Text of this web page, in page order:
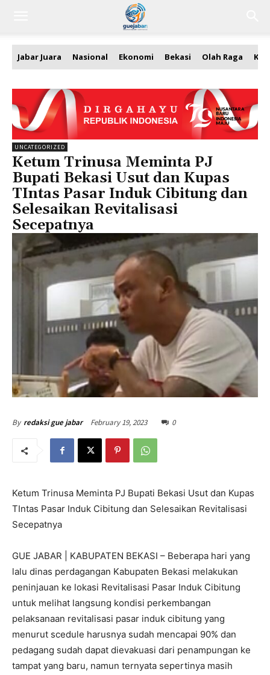
Jabar Juara Nasional Ekonomi Bekasi Olah Raga
UNCATEGORIZED
Ketum Trinusa Meminta PJ
Bupati Bekasi Usut dan Kupas
TIntas Pasar Induk Cibitung dan
Selesaikan Revitalisasi
Secepatnya
By redaksi gue jabar February 19, 2023 0
Ketum Trinusa Meminta PJ Bupati Bekasi Usut dan Kupas
TIntas Pasar Induk Cibitung dan Selesaikan Revitalisasi
Secepatnya
GUE JABAR | KABUPATEN BEKASI – Beberapa hari yang
lalu dinas perdagangan Kabupaten Bekasi melakukan
peninjauan ke lokasi Revitalisasi Pasar Induk Cibitung
untuk melihat langsung kondisi perkembangan
pelaksanaan revitalisasi pasar induk cibitung yang
menurut scedule harusnya sudah mencapai 90% dan
pedagang sudah dapat dievakuasi dari penampungan ke
tampat yang baru, namun ternyata sepertinya masih